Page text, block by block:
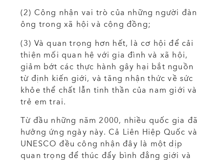
(2) Công nhận vai trò của những người đàn
ông trong xã hội và cộng đồng;
(3) Và quan trọng hơn hết, là cơ hội để cải
thiện mối quan hệ với gia đình và xã hội,
giảm bớt các thực hành gây hại bắt nguồn
từ định kiến giới, và tăng nhận thức về sức
khỏe thể chất lẫn tinh thần của nam giới và
trẻ em trai.
Từ đầu những năm 2000, nhiều quốc gia đã
hưởng ứng ngày này. Cả Liên Hiệp Quốc và
UNESCO đều công nhận đây là một dịp
quan trọng để thúc đẩy bình đẳng giới và